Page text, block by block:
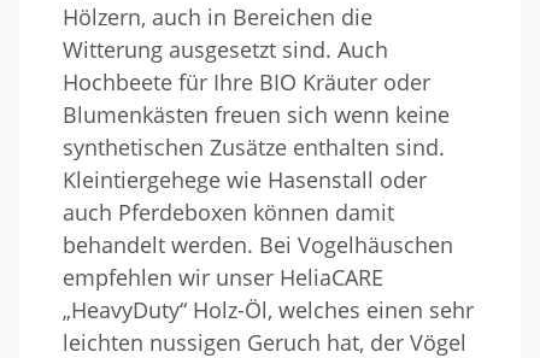
Hölzern, auch in Bereichen die
Witterung ausgesetzt sind. Auch
Hochbeete für Ihre BIO Kräuter oder
Blumenkästen freuen sich wenn keine
synthetischen Zusätze enthalten sind.
Kleintiergehege wie Hasenstall oder
auch Pferdeboxen können damit
behandelt werden. Bei Vogelhäuschen
empfehlen wir unser HeliaCARE
„HeavyDuty“ Holz-Öl, welches einen sehr
leichten nussigen Geruch hat, der Vögel